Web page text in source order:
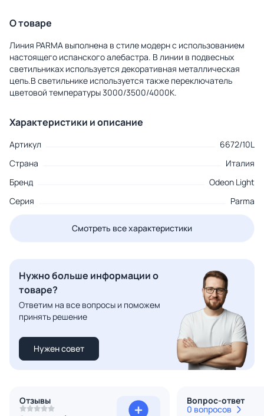
О товаре
Линия PARMA выполнена в стиле модерн с использованием
настоящего испанского алебастра. В линии в подвесных
светильниках используется декоративная металлическая
цепь.В светильнике используется также переключатель
цветовой температуры 3000/3500/4000K.
Характеристики и описание
Артикул
6672/10L
Страна
Италия
Бренд
Odeon Light
Серия
Parma
Смотреть все характеристики
Нужно больше информации о
товаре?
Ответим на все вопросы и поможем
принять решение
Нужен совет
Отзывы
Вопрос-ответ
0 вопросов